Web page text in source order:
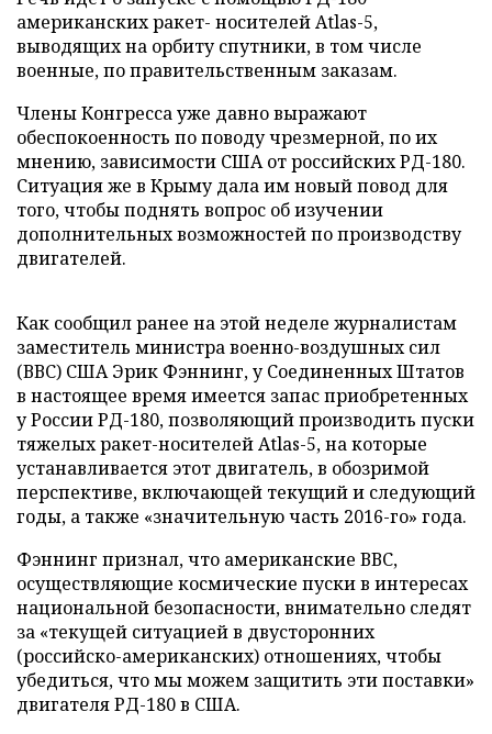
американских ракет- носителейAtlas-5,
выводящих на орбиту спутники, в том числе
военные, по правительственным заказам.
Члены Конгресса уже давно выражают
обеспокоенность по поводу чрезмерной, по их
мнению, зависимости США от российских РД-180.
Ситуация же в Крыму дала им новый повод для
того, чтобы поднять вопрос об изучении
дополнительных возможностей по производству
двигателей.
Как сообщил ранее на этой неделе журналистам
заместитель министра военно-воздушных сил
(ВВС) США Эрик Фэннинг, у Соединенных Штатов
в настоящее время имеется запас приобретенных
у России РД-180, позволяющий производить пуски
тяжелых ракет-носителейAtlas-5, на которые
устанавливается этот двигатель, в обозримой
перспективе, включающей текущий и следующий
годы, а также «значительную часть 2016-го» года.
Фэннинг признал, что американские ВВС,
осуществляющие космические пуски в интересах
национальной безопасности, внимательно следят
за «текущей ситуацией в двусторонних
(российско-американских) отношениях, чтобы
убедиться, что мы можем защитить эти поставки»
двигателя РД-180 в США.